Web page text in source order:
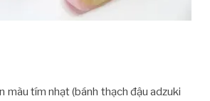
màu tím nhạt (bánh thạch đậu adzuki